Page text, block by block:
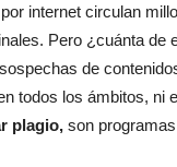
internet circulan
Pero ¿cuánta de
de
todos los ámbitos, ni
plagio, son